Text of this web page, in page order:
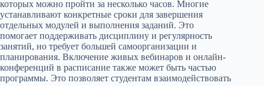
которых можно пройти за несколько часов. Многие
устанавливают конкретные сроки для завершения
отдельных модулей и выполнения заданий. Это
помогает поддерживать дисциплину и регулярность
занятий, но требует большей самоорганизации и
планирования. Включение живых вебинаров и онлайн-
конференций в расписание также может быть частью
программы. Это позволяет студентам взаимодействовать